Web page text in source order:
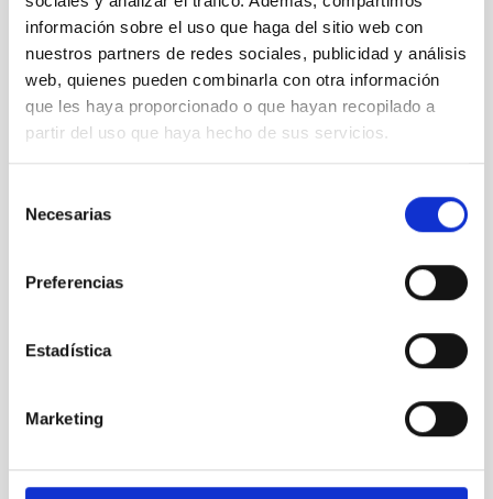
información sobre el uso que haga del sitio web con
nuestros partners de redes sociales, publicidad y análisis
web, quienes pueden combinarla con otra información
que les haya proporcionado o que hayan recopilado a
partir del uso que haya hecho de sus servicios.
Necesarias
Preferencias
Estadística
Marketing
Presentación
en La
Palma de
la
mirando el
cielo”
Palma de
exposición
“FEDER,